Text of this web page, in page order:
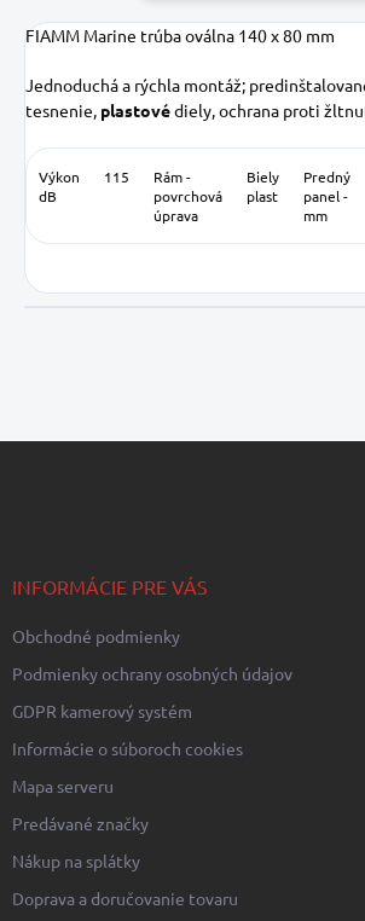
FIAMM Marine trúba oválna 140 x 80 mm
Jednoduchá a rýchla montáž;
tesnenie, plastovédiely, ochrana proti
Výkon
dB
115
Rám -
povrchová
úprava
Biely
plast
Predný
panel -
mm
INFORMÁCIE PRE VÁS
Obchodné podmienky
Podmienky ochrany osobných údajov
GDPR kamerový systém
Informácie o súboroch cookies
Mapa serveru
Predávané značky
Nákup na splátky
Doprava a doručovanie tovaru